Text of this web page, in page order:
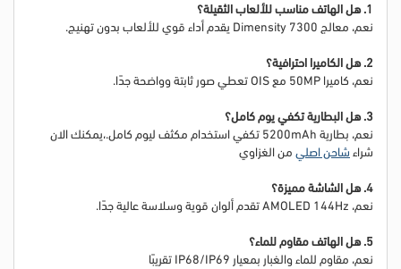
1. هل الهاتف مناسب للألعاب الثقيلة؟
نعم، معالج Dimensity 7300 يقدم أداء قوي للألعاب بدون تهنيج.
2. هل الكاميرا احترافية؟
نعم، كاميرا 50MP مع OIS تعطي صور ثابتة وواضحة جدًا.
3. هل البطارية تكفي يوم كامل؟
نعم، بطارية 5200mAh تكفي استخدام مكثف ليوم كامل.
،يمكنك الان
شراء شاحن اصليمن الغزاوي
4. هل الشاشة مميزة؟
نعم، AMOLED 144Hz تقدم ألوان قوية وسلاسة عالية جدًا.
5. هل الهاتف مقاوم للماء؟
نعم، مقاوم للماء والغبار بمعيار IP68/IP69 تقريبًا